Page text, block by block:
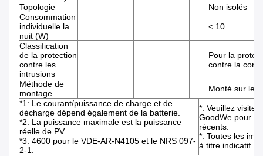
Topologie
Non isolés
Consommation
individuelle la
nuit (W)
< 10
Classification
de la protection
contre les
intrusions
Pour la
contre la
Méthode de
montage
Monté sur le
*1: Le courant/puissance de charge et de
décharge dépend également de la batterie.
*2: La puissance maximale est la puissance
réelle de PV.
*3: 4600 pour le VDE-AR-N4105 et le NRS 097-
2-1.
*: Veuillez visiter
GoodWe pour
récents.
*: Toutes les
à titre indicatif.